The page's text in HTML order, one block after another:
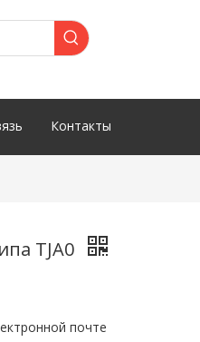
Контакты
TJA0
почте